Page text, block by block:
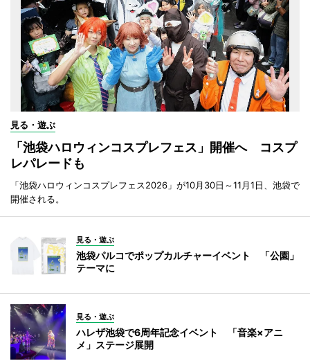
見る・遊ぶ
「池袋ハロウィンコスプレフェス」開催へ コスプ
レパレードも
「池袋ハロウィンコスプレフェス2026」が10月30日～11月1日、池袋で
開催される。
見る・遊ぶ
池袋パルコでポップカルチャーイベント 「公園」
テーマに
見る・遊ぶ
ハレザ池袋で6周年記念イベント 「音楽×アニ
メ」ステージ展開